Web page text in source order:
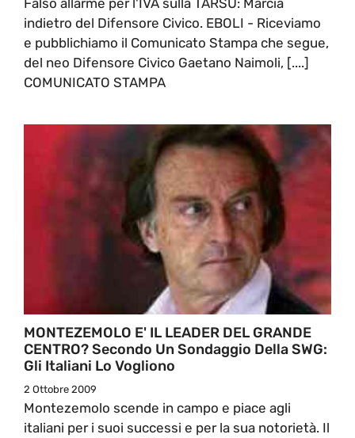
indietro del Difensore Civico. EBOLI - Riceviamo
e pubblichiamo il Comunicato Stampa che segue,
del neo Difensore Civico Gaetano Naimoli, [....]
COMUNICATO STAMPA
MONTEZEMOLO E' IL LEADER DEL GRANDE
CENTRO? Secondo Un Sondaggio Della SWG:
Gli Italiani Lo Vogliono
2 Ottobre 2009
Montezemolo scende in campo e piace agli
italiani per i suoi successi e per la sua notorietà. Il